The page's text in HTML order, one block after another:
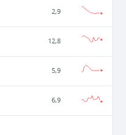
2,9
12,8
5,9
6,9